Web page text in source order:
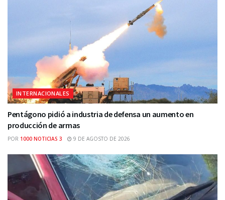
INTERNACIONALES
Pentágono pidió a industria de defensa un aumento en
producción de armas
POR 1000 NOTICIAS 3 9 DE AGOSTO DE 2026